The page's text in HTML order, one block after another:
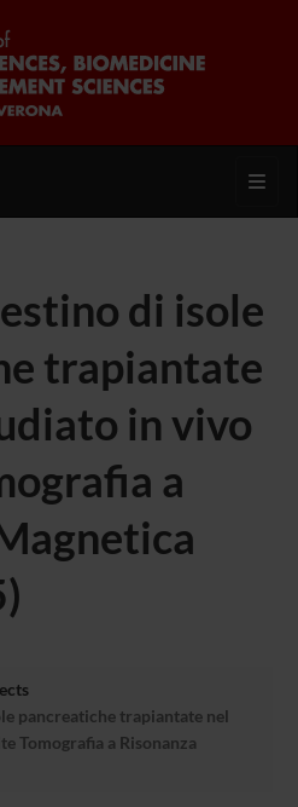
di isole
trapiantate
in vivo
a
pancreatiche trapiantate nel
Tomografia a Risonanza